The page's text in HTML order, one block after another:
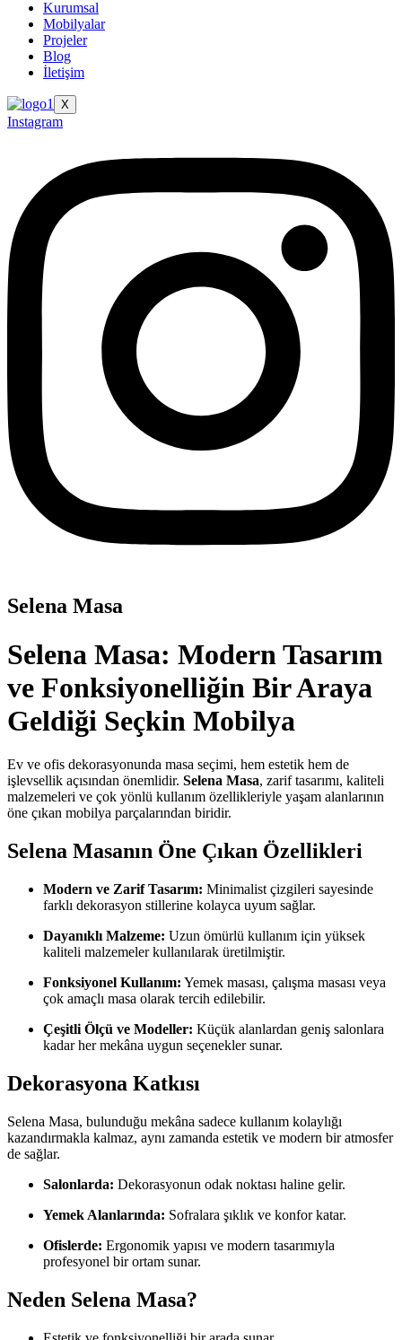
Kurumsal
Mobilyalar
Projeler
Blog
İletişim
X
Instagram
Selena Masa
Selena Masa: Modern Tasarım
ve Fonksiyonelliğin Bir Araya
Geldiği Seçkin Mobilya
Ev ve ofis dekorasyonunda masa seçimi, hem estetik hem de
işlevsellik açısından önemlidir. Selena Masa, zarif tasarımı, kaliteli
malzemeleri ve çok yönlü kullanım özellikleriyle yaşam alanlarının
öne çıkan mobilya parçalarından biridir.
Selena Masanın Öne Çıkan Özellikleri
Modern ve Zarif Tasarım: Minimalist çizgileri sayesinde
farklı dekorasyon stillerine kolayca uyum sağlar.
Dayanıklı Malzeme: Uzun ömürlü kullanım için yüksek
kaliteli malzemeler kullanılarak üretilmiştir.
Fonksiyonel Kullanım: Yemek masası, çalışma masası veya
çok amaçlı masa olarak tercih edilebilir.
Çeşitli Ölçü ve Modeller: Küçük alanlardan geniş salonlara
kadar her mekâna uygun seçenekler sunar.
Dekorasyona Katkısı
Selena Masa, bulunduğu mekâna sadece kullanım kolaylığı
kazandırmakla kalmaz, aynı zamanda estetik ve modern bir atmosfer
de sağlar.
Salonlarda: Dekorasyonun odak noktası haline gelir.
Yemek Alanlarında: Sofralara şıklık ve konfor katar.
Ofislerde: Ergonomik yapısı ve modern tasarımıyla
profesyonel bir ortam sunar.
Neden Selena Masa?